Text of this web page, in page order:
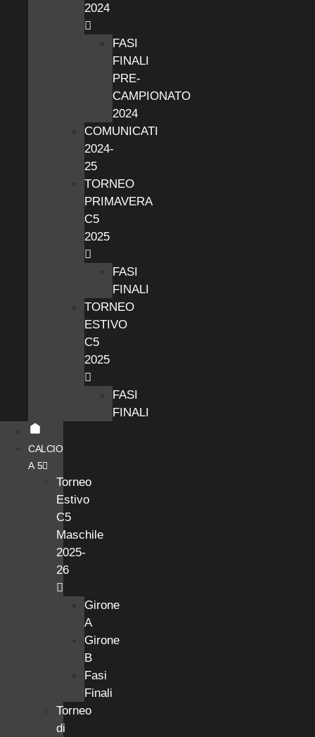
2024
FASI
FINALI
PRE-
CAMPIONATO
2024
COMUNICATI
2024-
25
TORNEO
PRIMAVERA
C5
2025
FASI
FINALI
TORNEO
ESTIVO
C5
2025
FASI
FINALI
CALCIO
A 5
Torneo
Estivo
C5
Maschile
2025-
26
Girone
A
Girone
B
Fasi
Finali
Torneo
di